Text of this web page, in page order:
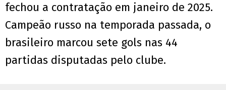
fechou a contratação em janeiro de 2025.
Campeão russo na temporada passada, o
brasileiro marcou sete gols nas 44
partidas disputadas pelo clube.